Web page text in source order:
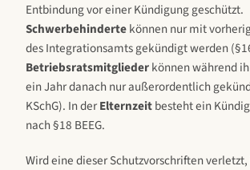
Entbindung vor einer Kündigung geschützt.
Schwerbehindertekönnen nur mit
des Integrationsamts gekündigt werden
Betriebsratsmitgliederkönnen während
ein Jahr danach nur außerordentlich
KSchG). In derElternzeitbesteht ein
nach §18 BEEG.
Wird eine dieser Schutzvorschriften